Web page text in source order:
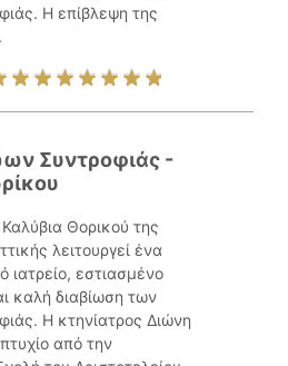
Η επίβλεψη της
Συντροφιάς -
Θορικού της
λειτουργεί ένα
ιατρείο, εστιασμένο
καλή διαβίωση των
Η κτηνίατρος Διώνη
από την